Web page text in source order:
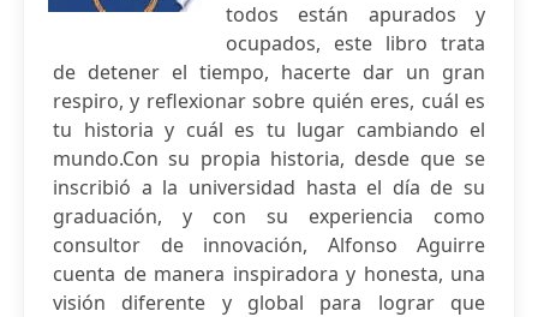
todos están apurados y
ocupados, este libro trata
de detener el tiempo, hacerte dar un gran
respiro, y reflexionar sobre quién eres, cuál es
tu historia y cuál es tu lugar cambiando el
mundo.Con su propia historia, desde que se
inscribió a la universidad hasta el día de su
graduación, y con su experiencia como
consultor de innovación, Alfonso Aguirre
cuenta de manera inspiradora y honesta, una
visión diferente y global para lograr que